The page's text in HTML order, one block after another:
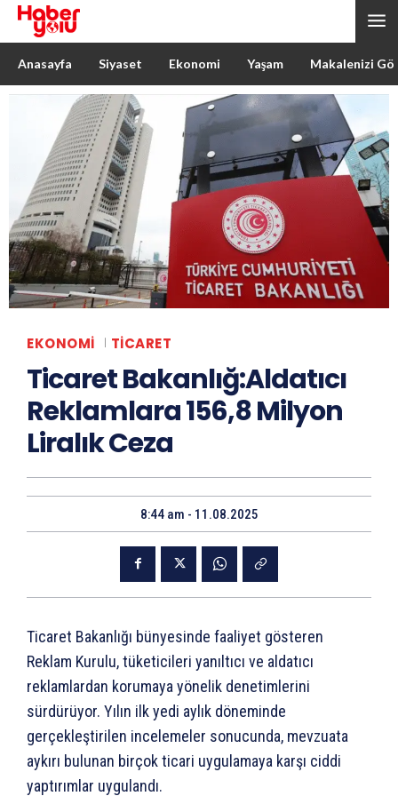
Anasayfa Siyaset Ekonomi Yaşam Makalenizi
EKONOMI TICARET
Ticaret Bakanlığ:Aldatıcı
Reklamlara 156,8 Milyon
Liralık Ceza
8:44 am - 11.08.2025
Ticaret Bakanlığı bünyesinde faaliyet gösteren
Reklam Kurulu, tüketicileri yanıltıcı ve aldatıcı
reklamlardan korumaya yönelik denetimlerini
sürdürüyor. Yılın ilk yedi aylık döneminde
gerçekleştirilen incelemeler sonucunda, mevzuata
aykırı bulunan birçok ticari uygulamaya karşı ciddi
yaptırımlar uygulandı.